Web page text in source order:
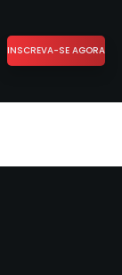
INSCREVA-SE AGORA